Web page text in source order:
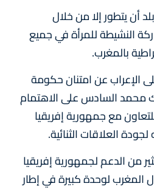
أن يتطور إلا من خلال
النشيطة للمرأة في جميع
بالمغرب.
الإعراب عن امتنان حكومة
محمد السادس على الاهتمام
مع جمهورية إفريقيا
العلاقات الثنائية.
من الدعم لجمهورية إفريقيا
لوحدة كبيرة في إطار